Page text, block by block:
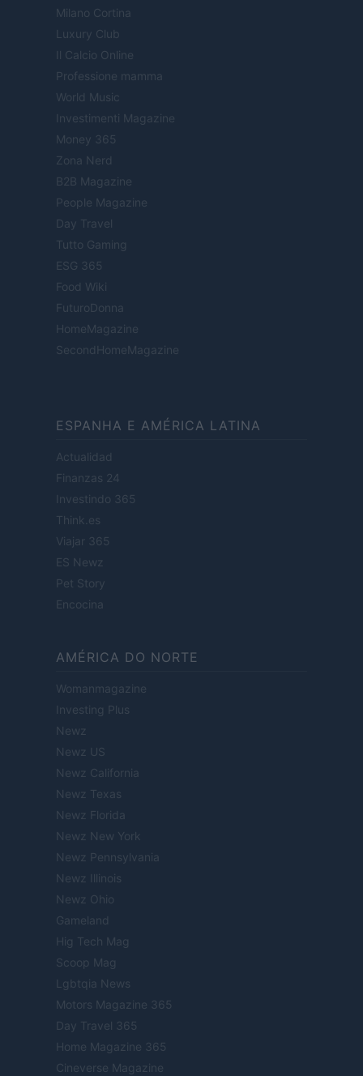
Milano Cortina
Luxury Club
Il Calcio Online
Professione mamma
World Music
Investimenti Magazine
Money 365
Zona Nerd
B2B Magazine
People Magazine
Day Travel
Tutto Gaming
ESG 365
Food Wiki
FuturoDonna
HomeMagazine
SecondHomeMagazine
ESPANHA E AMÉRICA LATINA
Actualidad
Finanzas 24
Investindo 365
Think.es
Viajar 365
ES Newz
Pet Story
Encocina
AMÉRICA DO NORTE
Womanmagazine
Investing Plus
Newz
Newz US
Newz California
Newz Texas
Newz Florida
Newz New York
Newz Pennsylvania
Newz Illinois
Newz Ohio
Gameland
Hig Tech Mag
Scoop Mag
Lgbtqia News
Motors Magazine 365
Day Travel 365
Home Magazine 365
Cineverse Magazine